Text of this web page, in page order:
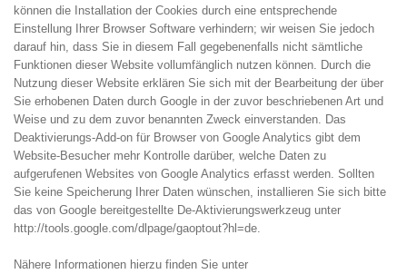
können die Installation der Cookies durch eine entsprechende
Einstellung Ihrer Browser Software verhindern; wir weisen Sie jedoch
darauf hin, dass Sie in diesem Fall gegebenenfalls nicht sämtliche
Funktionen dieser Website vollumfänglich nutzen können. Durch die
Nutzung dieser Website erklären Sie sich mit der Bearbeitung der über
Sie erhobenen Daten durch Google in der zuvor beschriebenen Art und
Weise und zu dem zuvor benannten Zweck einverstanden. Das
Deaktivierungs-Add-on für Browser von Google Analytics gibt dem
Website-Besucher mehr Kontrolle darüber, welche Daten zu
aufgerufenen Websites von Google Analytics erfasst werden. Sollten
Sie keine Speicherung Ihrer Daten wünschen, installieren Sie sich bitte
das von Google bereitgestellte De-Aktivierungswerkzeug unter
http://tools.google.com/dlpage/gaoptout?hl=de.
Nähere Informationen hierzu finden Sie unter